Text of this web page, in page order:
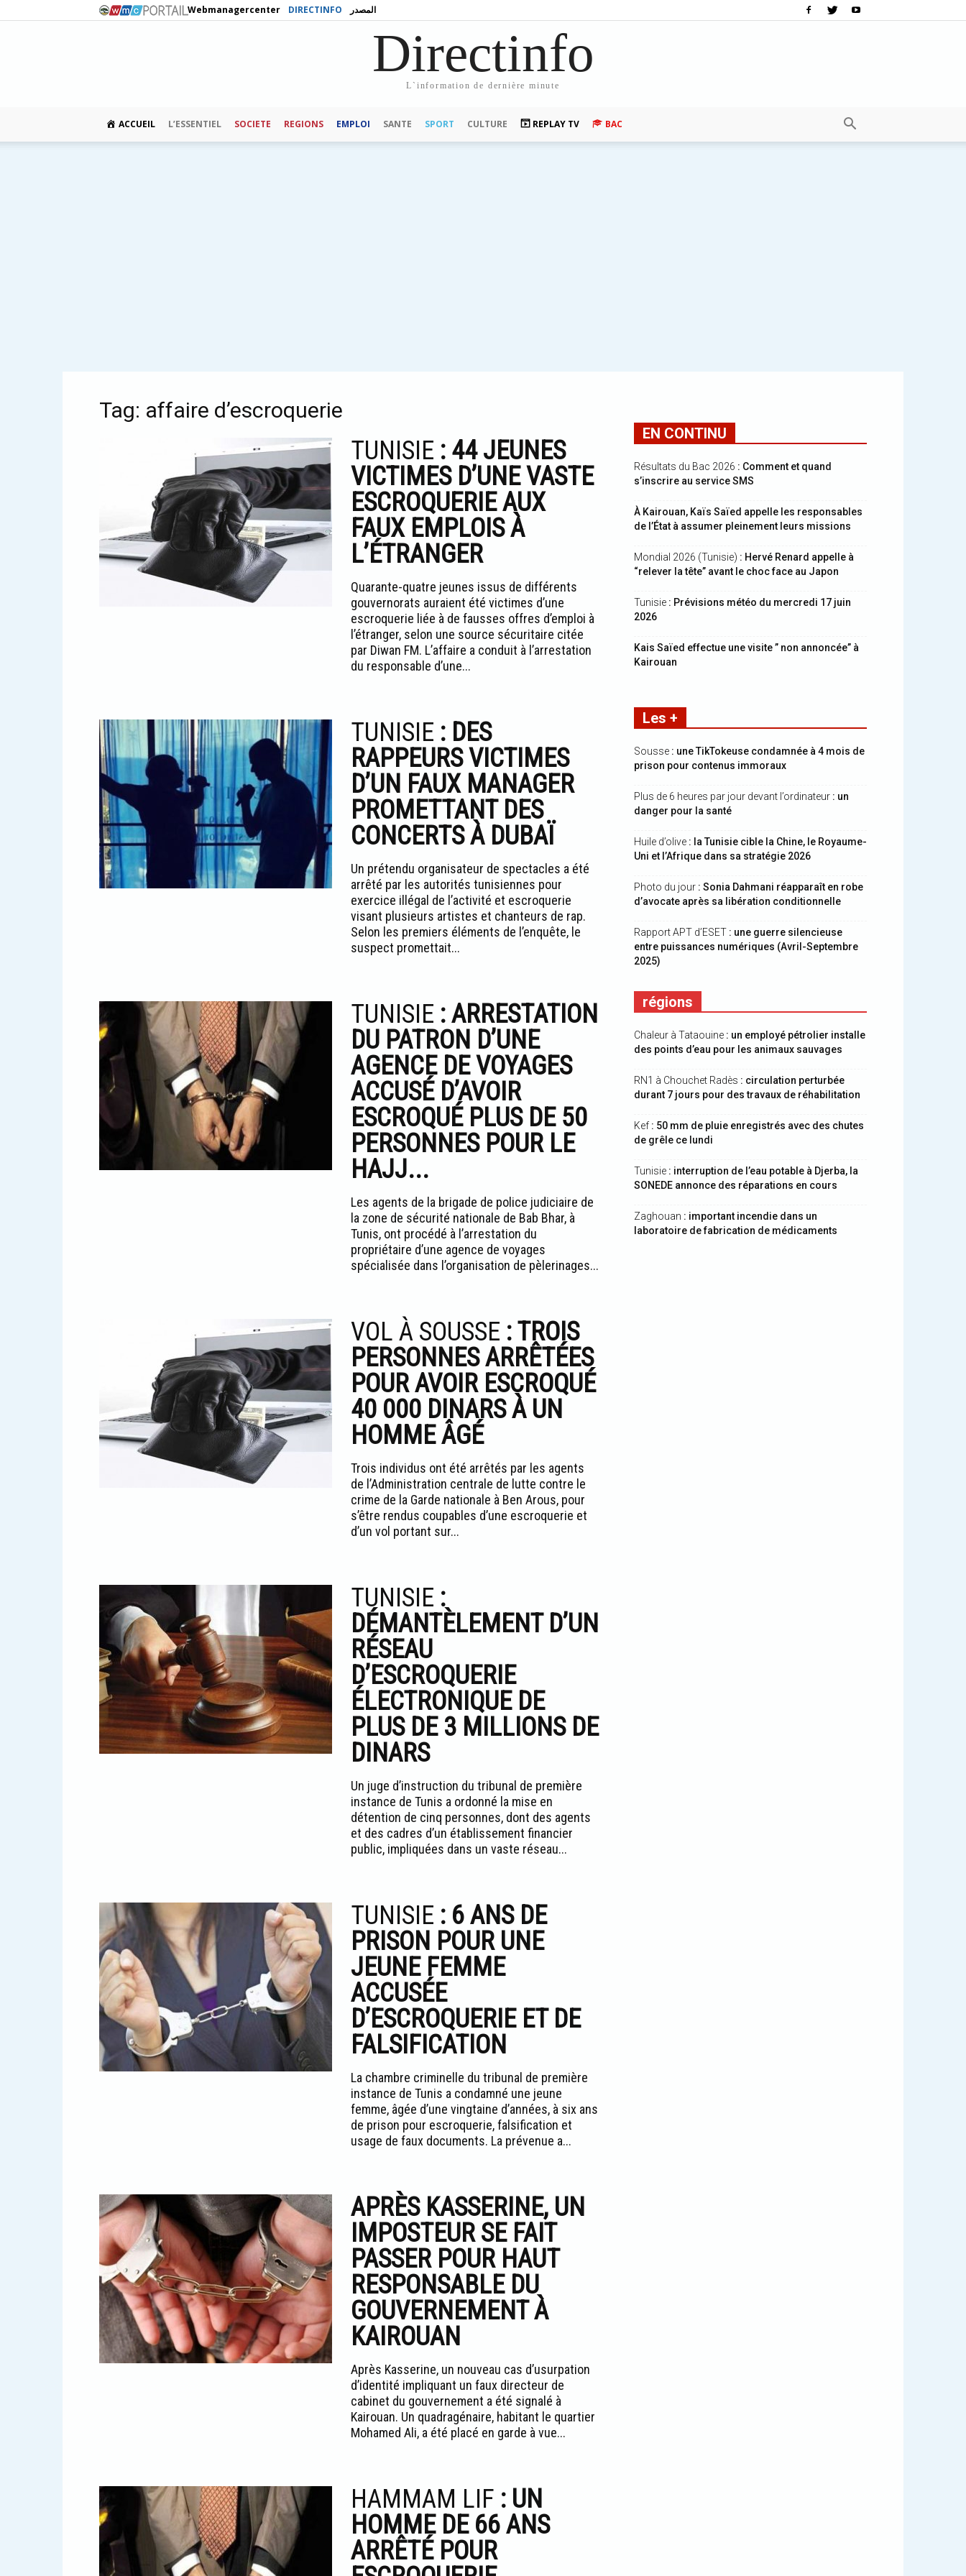
Webmanagercenter DIRECTINFO المصدر
Directinfo
L`information de dernière minute
ACCUEIL L’ESSENTIEL SOCIETE REGIONS EMPLOI SANTE SPORT CULTURE REPLAY TV BAC
Tag: affaire d’escroquerie
TUNISIE : 44 JEUNES
VICTIMES D’UNE VASTE
ESCROQUERIE AUX
FAUX EMPLOIS À
L’ÉTRANGER
Quarante-quatre jeunes issus de différents
gouvernorats auraient été victimes d’une
escroquerie liée à de fausses offres d’emploi à
l’étranger, selon une source sécuritaire citée
par Diwan FM. L’affaire a conduit à l’arrestation
du responsable d’une...
TUNISIE : DES
RAPPEURS VICTIMES
D’UN FAUX MANAGER
PROMETTANT DES
CONCERTS À DUBAÏ
Un prétendu organisateur de spectacles a été
arrêté par les autorités tunisiennes pour
exercice illégal de l’activité et escroquerie
visant plusieurs artistes et chanteurs de rap.
Selon les premiers éléments de l’enquête, le
suspect promettait...
TUNISIE : ARRESTATION
DU PATRON D’UNE
AGENCE DE VOYAGES
ACCUSÉ D’AVOIR
ESCROQUÉ PLUS DE 50
PERSONNES POUR LE
HAJJ...
Les agents de la brigade de police judiciaire de
la zone de sécurité nationale de Bab Bhar, à
Tunis, ont procédé à l’arrestation du
propriétaire d’une agence de voyages
spécialisée dans l’organisation de pèlerinages...
VOL À SOUSSE : TROIS
PERSONNES ARRÊTÉES
POUR AVOIR ESCROQUÉ
40 000 DINARS À UN
HOMME ÂGÉ
Trois individus ont été arrêtés par les agents
de l’Administration centrale de lutte contre le
crime de la Garde nationale à Ben Arous, pour
s’être rendus coupables d’une escroquerie et
d’un vol portant sur...
TUNISIE :
DÉMANTÈLEMENT D’UN
RÉSEAU
D’ESCROQUERIE
ÉLECTRONIQUE DE
PLUS DE 3 MILLIONS DE
DINARS
Un juge d’instruction du tribunal de première
instance de Tunis a ordonné la mise en
détention de cinq personnes, dont des agents
et des cadres d’un établissement financier
public, impliquées dans un vaste réseau...
TUNISIE : 6 ANS DE
PRISON POUR UNE
JEUNE FEMME
ACCUSÉE
D’ESCROQUERIE ET DE
FALSIFICATION
La chambre criminelle du tribunal de première
instance de Tunis a condamné une jeune
femme, âgée d’une vingtaine d’années, à six ans
de prison pour escroquerie, falsification et
usage de faux documents. La prévenue a...
APRÈS KASSERINE, UN
IMPOSTEUR SE FAIT
PASSER POUR HAUT
RESPONSABLE DU
GOUVERNEMENT À
KAIROUAN
Après Kasserine, un nouveau cas d’usurpation
d’identité impliquant un faux directeur de
cabinet du gouvernement a été signalé à
Kairouan. Un quadragénaire, habitant le quartier
Mohamed Ali, a été placé en garde à vue...
HAMMAM LIF : UN
HOMME DE 66 ANS
ARRÊTÉ POUR
EN CONTINU
Résultats du Bac 2026 : Comment et quand
s’inscrire au service SMS
À Kairouan, Kaïs Saïed appelle les responsables
de l’État à assumer pleinement leurs missions
Mondial 2026 (Tunisie) : Hervé Renard appelle à
“relever la tête” avant le choc face au Japon
Tunisie : Prévisions météo du mercredi 17 juin
2026
Kais Saïed effectue une visite ” non annoncée” à
Kairouan
Les +
Sousse : une TikTokeuse condamnée à 4 mois de
prison pour contenus immoraux
Plus de 6 heures par jour devant l’ordinateur : un
danger pour la santé
Huile d’olive : la Tunisie cible la Chine, le Royaume-
Uni et l’Afrique dans sa stratégie 2026
Photo du jour : Sonia Dahmani réapparaît en robe
d’avocate après sa libération conditionnelle
Rapport APT d’ESET : une guerre silencieuse
entre puissances numériques (Avril-Septembre
2025)
régions
Chaleur à Tataouine : un employé pétrolier installe
des points d’eau pour les animaux sauvages
RN1 à Chouchet Radès : circulation perturbée
durant 7 jours pour des travaux de réhabilitation
Kef : 50 mm de pluie enregistrés avec des chutes
de grêle ce lundi
Tunisie : interruption de l’eau potable à Djerba, la
SONEDE annonce des réparations en cours
Zaghouan : important incendie dans un
laboratoire de fabrication de médicaments